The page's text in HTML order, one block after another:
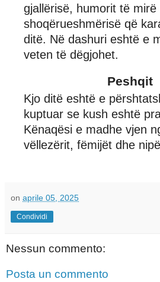
gjallërisë, humorit të mirë
shoqërueshmërisë që
ditë. Në dashuri eshtë e
veten të dëgjohet.
Peshqit
Kjo ditë eshtë e
kuptuar se kush eshtë
Kënaqësi e madhe vjen
vëllezërit, fëmijët dhe
on aprile 05, 2025
Condividi
Nessun commento:
Posta un commento